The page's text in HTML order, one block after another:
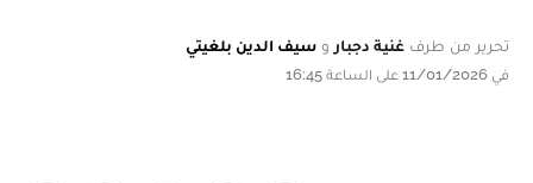
تحرير من طرف غنية دجبار و سيف الدين بلغيتي
في 11/01/2026 على الساعة 16:45